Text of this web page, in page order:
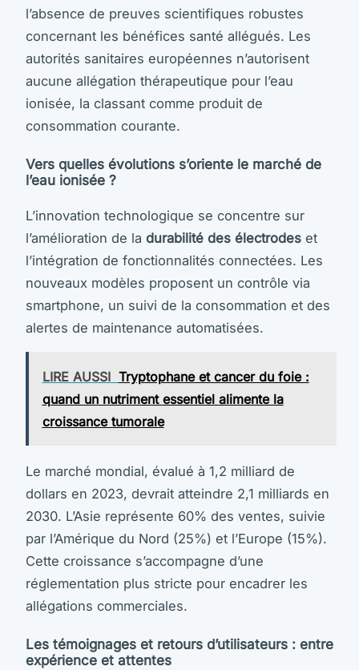
l’absence de preuves scientifiques robustes
concernant les bénéfices santé allégués. Les
autorités sanitaires européennes n’autorisent
aucune allégation thérapeutique pour l’eau
ionisée, la classant comme produit de
consommation courante.
Vers quelles évolutions s’oriente le marché de
l’eau ionisée ?
L’innovation technologique se concentre sur
l’amélioration de la durabilité des électrodes et
l’intégration de fonctionnalités connectées. Les
nouveaux modèles proposent un contrôle via
smartphone, un suivi de la consommation et des
alertes de maintenance automatisées.
LIRE AUSSI Tryptophane et cancer du foie :
quand un nutriment essentiel alimente la
croissance tumorale
Le marché mondial, évalué à 1,2 milliard de
dollars en 2023, devrait atteindre 2,1 milliards en
2030. L’Asie représente 60% des ventes, suivie
par l’Amérique du Nord (25%) et l’Europe (15%).
Cette croissance s’accompagne d’une
réglementation plus stricte pour encadrer les
allégations commerciales.
Les témoignages et retours d’utilisateurs : entre
expérience et attentes